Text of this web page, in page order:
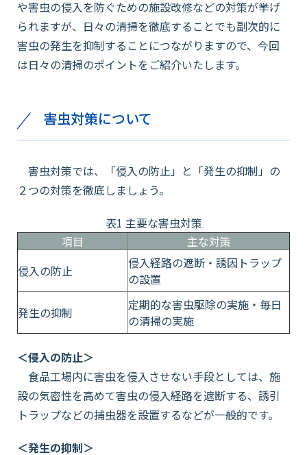
各種問い合わせ
SDSダウンロード
オンラインストア
や害虫の侵入を防ぐための施設改修などの対策が挙げ
られますが、日々の清掃を徹底することでも副次的に
害虫の発生を抑制することにつながりますので、今回
は日々の清掃のポイントをご紹介いたします。
害虫対策について
害虫対策では、「侵入の防止」と「発生の抑制」の
２つの対策を徹底しましょう。
表1 主要な害虫対策
項目
主な対策
侵入の防止
侵入経路の遮断・誘因トラップ
の設置
発生の抑制
定期的な害虫駆除の実施・毎日
の清掃の実施
＜侵入の防止＞
食品工場内に害虫を侵入させない手段としては、施
設の気密性を高めて害虫の侵入経路を遮断する、誘引
トラップなどの捕虫器を設置するなどが一般的です。
＜発生の抑制＞